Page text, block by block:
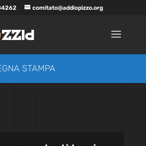
comitato@addiopizzo.org
STAMPA